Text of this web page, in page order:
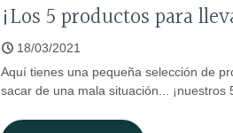
¡Los 5 productos para
18/03/2021
Aquí tienes una pequeña selección de
sacar de una mala situación...